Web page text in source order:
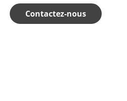
Contactez-nous